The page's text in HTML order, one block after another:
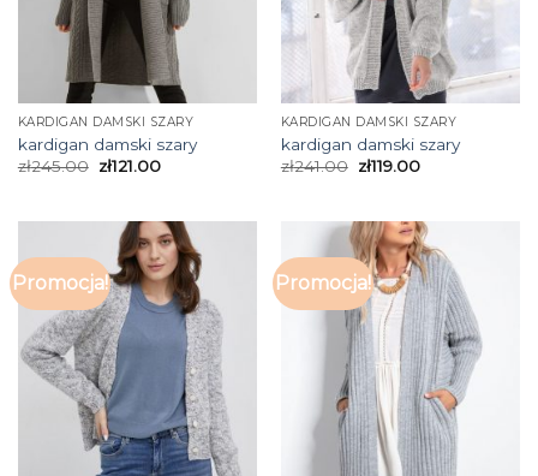
KARDIGAN DAMSKI SZARY
kardigan damski szary
zł245.00 zł121.00
KARDIGAN DAMSKI SZARY
kardigan damski szary
zł241.00 zł119.00
Promocja! Promocja!